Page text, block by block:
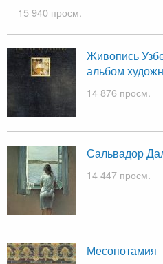
15 940 просм.
Живопись
альбом
14 876 просм.
Сальвадор
14 447 просм.
Месопотамия